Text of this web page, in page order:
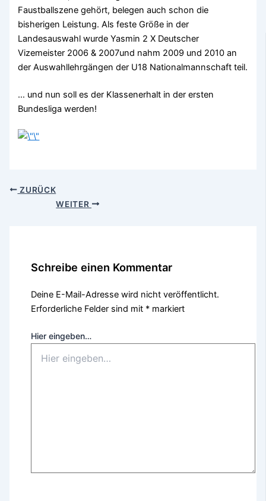
Faustballszene gehört, belegen auch schon die
bisherigen Leistung. Als feste Größe in der
Landesauswahl wurde Yasmin 2 X Deutscher
Vizemeister 2006 & 2007und nahm 2009 und 2010 an
der Auswahllehrgängen der U18 Nationalmannschaft teil.
… und nun soll es der Klassenerhalt in der ersten
Bundesliga werden!
ZURÜCK
WEITER
Schreibe einen Kommentar
Deine E-Mail-Adresse wird nicht veröffentlicht.
Erforderliche Felder sind mit * markiert
Hier eingeben…